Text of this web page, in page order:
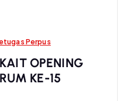
Perpus
OPENING
KE-15